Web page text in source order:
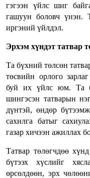
гэгээн үйлс шиг
гашуун боловч үнэн.
иргэний үйлдэл.
Эрхэм хүндэт татвар
Та бүхний төлсөн
төсвийн орлого
буй их үйлс юм. Та
шингэсэн татварын
дүнтэй, өндөр
сахилга батыг
газар хичээн ажиллах
Татвар төлөгчдөө
бүтээх хүслийг
өрсөлдөөн, эрх